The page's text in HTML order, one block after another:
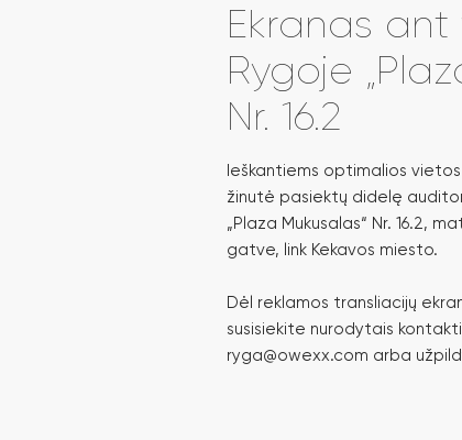
Ekranas
Rygoje
Nr. 16.2
Ieškantiems optimalios
žinutė pasiektų didelę
„Plaza Mukusalas“ Nr. 16.2,
gatve, link Kekavos miesto.
Dėl reklamos transliacijų
susisiekite nurodytais
ryga@owexx.com arba